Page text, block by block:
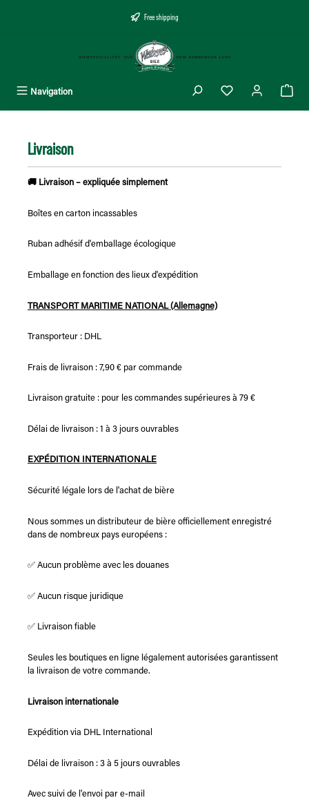
Free shipping
Navigation
Livraison
🚚 Livraison – expliquée simplement
Boîtes en carton incassables
Ruban adhésif d'emballage écologique
Emballage en fonction des lieux d'expédition
TRANSPORT MARITIME NATIONAL (Allemagne)
Transporteur : DHL
Frais de livraison : 7,90 € par commande
Livraison gratuite : pour les commandes supérieures à 79 €
Délai de livraison : 1 à 3 jours ouvrables
EXPÉDITION INTERNATIONALE
Sécurité légale lors de l'achat de bière
Nous sommes un distributeur de bière officiellement enregistré
dans de nombreux pays européens :
✅ Aucun problème avec les douanes
✅ Aucun risque juridique
✅ Livraison fiable
Seules les boutiques en ligne légalement autorisées garantissent
la livraison de votre commande.
Livraison internationale
Expédition via DHL International
Délai de livraison : 3 à 5 jours ouvrables
Avec suivi de l'envoi par e-mail